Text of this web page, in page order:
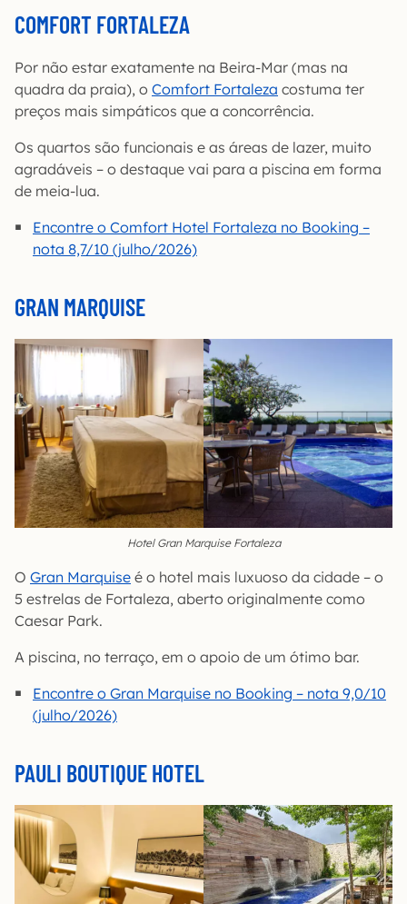
COMFORT FORTALEZA
Por não estar exatamente na Beira-Mar (mas na
quadra da praia), o Comfort Fortaleza costuma ter
preços mais simpáticos que a concorrência.
Os quartos são funcionais e as áreas de lazer, muito
agradáveis – o destaque vai para a piscina em forma
de meia-lua.
Encontre o Comfort Hotel Fortaleza no Booking –
nota 8,7/10 (julho/2026)
GRAN MARQUISE
Hotel Gran Marquise Fortaleza
O Gran Marquise é o hotel mais luxuoso da cidade – o
5 estrelas de Fortaleza, aberto originalmente como
Caesar Park.
A piscina, no terraço, em o apoio de um ótimo bar.
Encontre o Gran Marquise no Booking – nota 9,0/10
(julho/2026)
PAULI BOUTIQUE HOTEL